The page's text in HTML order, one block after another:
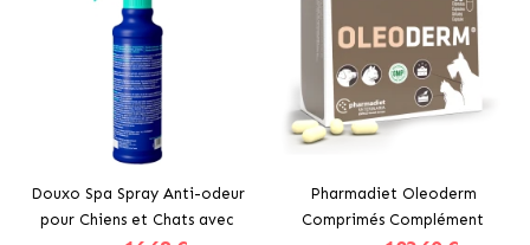
Douxo Spa Spray Anti-odeur
pour Chiens et Chats avec
Pharmadiet Oleoderm
Comprimés Complément